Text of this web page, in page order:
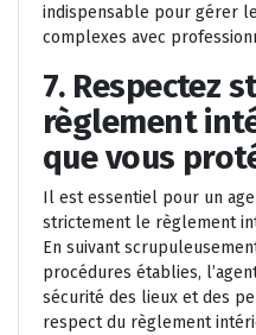
indispensable pour gérer
complexes avec
7. Respectez
règlement
que vous
Il est essentiel pour un
strictement le règlement
En suivant
procédures établies,
sécurité des lieux et des
respect du règlement